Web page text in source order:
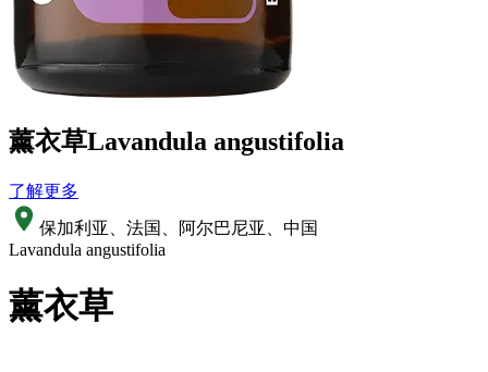
薰衣草Lavandula angustifolia
了解更多
保加利亚、法国、阿尔巴尼亚、中国
Lavandula angustifolia
薰衣草